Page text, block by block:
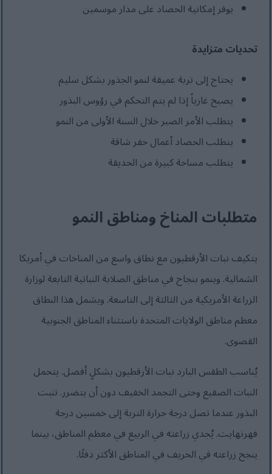
يوفر إمكانية الحصاد على مدار موسمين
تحديات متزايدة
يحتاج إلى تربة عميقة لنمو الجذور بشكل سليم
يصبح غازياً إذا لم يتم التحكم في رؤوس البذور
يتطلب الأمر الصبر خلال السنة الأولى من النمو
يتطلب الحصاد أعمال حفر شاقة
يتطلب مساحة كبيرة من الحديقة
متطلبات المناخ ومناطق النمو
يتكيف نبات الأرقطيون مع نطاق واسع من المناخات في أمريكا
الشمالية. وينمو بنجاح في مناطق الصلابة النباتية التابعة لوزارة
الزراعة الأمريكية من الثالثة إلى التاسعة. ويشمل هذا النطاق
معظم مناطق الولايات المتحدة باستثناء المناطق الجنوبية
القصوى.
يُناسب الطقس البارد نبات الأرقطيون بشكلٍ أفضل. يتحمل
النبات الصقيع وحتى التجمد الخفيف دون أن يتضرر. تنبت
البذور عندما تصل درجة حرارة التربة إلى خمسين درجة
فهرنهايت. يُجدي زراعته في الربيع في معظم المناطق، بينما
ينجح زراعته في الخريف في المناطق الأكثر دفئًا.